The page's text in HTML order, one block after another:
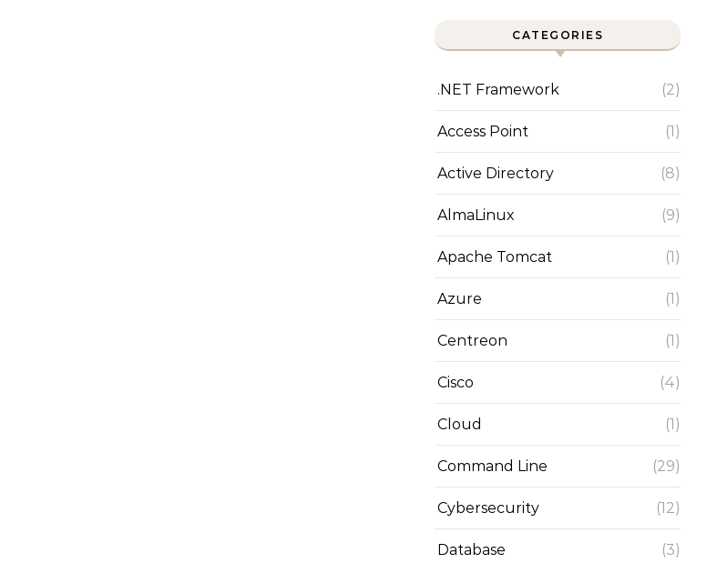
CATEGORIES
.NET Framework (2)
Access Point (1)
Active Directory (8)
AlmaLinux (9)
Apache Tomcat (1)
Azure (1)
Centreon (1)
Cisco (4)
Cloud (1)
Command Line (29)
Cybersecurity (12)
Database (3)